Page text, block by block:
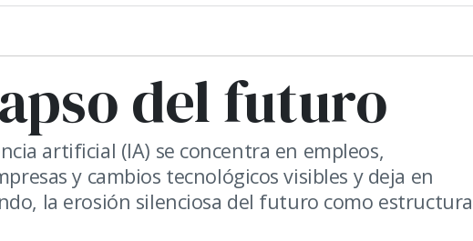
del futuro
artificial (IA) se concentra en empleos,
y cambios tecnológicos visibles y deja en
la erosión silenciosa del futuro como estructura